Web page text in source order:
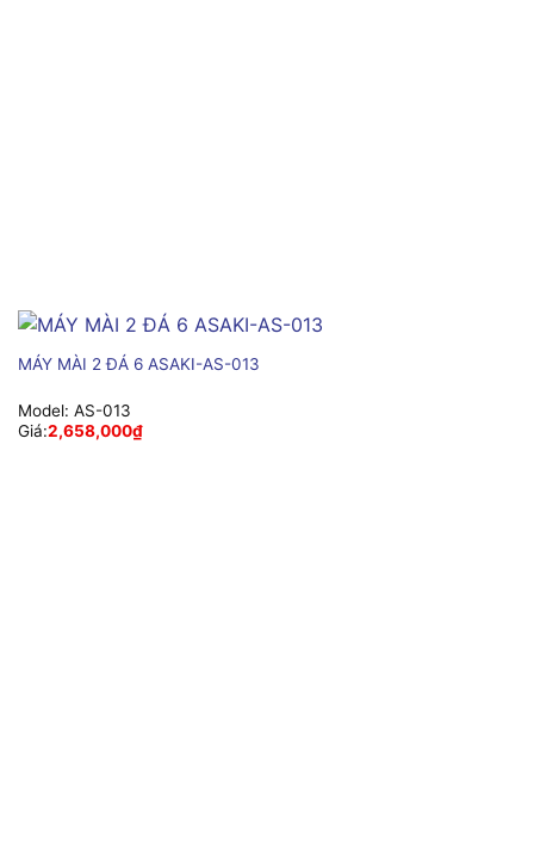
MÁY MÀI 2 ĐÁ 6 ASAKI-AS-013
Model: AS-013
Giá:2,658,000₫